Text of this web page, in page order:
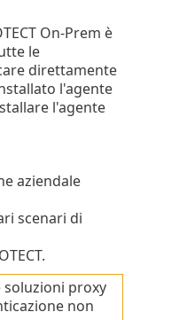
On-Prem è
le
direttamente
l'agente
l'agente
aziendale
scenari di
soluzioni proxy
non